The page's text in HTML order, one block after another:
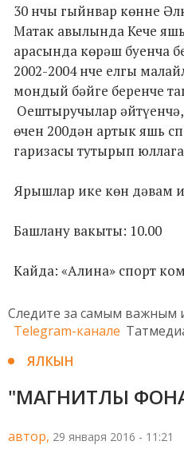
30 нчы гыйнвар көнне
Матак авылында Кече
арасында көрәш буенча
2002-2004 нче елгы
мондый бәйге беренче
Оештыручылар
өчен 200дән артык яшь
гаризасы тутырып
Ярышлар ике көн дәвам
Башлану вакыты: 10.00
Кайда: «Алина» спорт
Следите за самым важным
Telegram-канале
ЯЛКЫН
"МАГНИТЛЫ
автор, 29 января 2016 - 11:21